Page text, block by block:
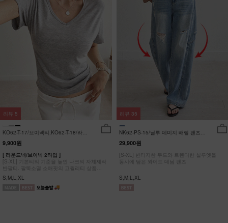
KO62-T-17/브이넥티,KO62-T-18/라운
드티_YN
9,900원
[ 라운드넥/브이넥 2타입 ]
[S-XL] 기본티의 기준을 높인 나크의 자체제작
반팔티. 팔뚝소멸 소매핏의 고퀄리티 상품
#NAK MADE.
S,M,L,XL
리뷰 5
NK62-PS-15/닐루 데미지 배럴 팬츠
_HR
29,900원
[S-XL] 빈티지한 무드와 트렌디한 실루엣을
동시에 담은 와이드 데님 팬츠
S,M,L,XL
리뷰 35